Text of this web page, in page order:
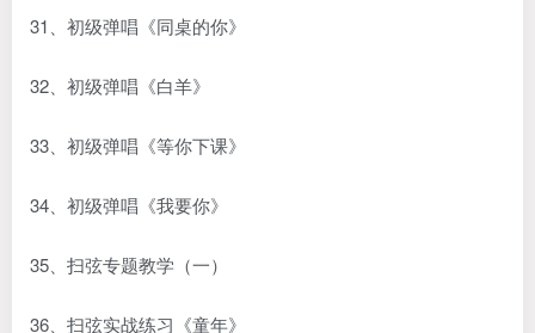
31、初级弹唱《同桌的你》
32、初级弹唱《白羊》
33、初级弹唱《等你下课》
34、初级弹唱《我要你》
35、扫弦专题教学（一）
36、扫弦实战练习《童年》